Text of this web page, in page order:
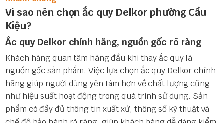
Vì sao nên chọn ắc quy Delkor phường Cầu
Kiệu?
Ắc quy Delkor chính hãng, nguồn gốc rõ ràng
Khách hàng quan tâm hàng đầu khi thay ắc quy là
nguồn gốc sản phẩm. Việc lựa chọn ắc quy Delkor chính
hãng giúp người dùng yên tâm hơn về chất lượng cũng
như hiệu suất hoạt động trong quá trình sử dụng. Sản
phẩm có đầy đủ thông tin xuất xứ, thông số kỹ thuật và